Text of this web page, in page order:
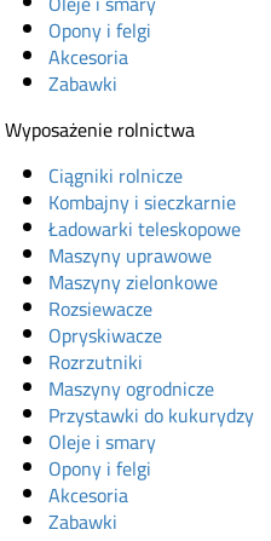
Opony i felgi
Akcesoria
Zabawki
Wyposażenie rolnictwa
Ciągniki rolnicze
Kombajny i sieczkarnie
Ładowarki teleskopowe
Maszyny uprawowe
Maszyny zielonkowe
Rozsiewacze
Opryskiwacze
Rozrzutniki
Maszyny ogrodnicze
Przystawki do kukurydzy
Oleje i smary
Opony i felgi
Akcesoria
Zabawki